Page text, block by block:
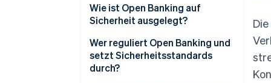
Wie ist Open Banking auf
Sicherheit ausgelegt?
Wer reguliert Open Banking und
setzt Sicherheitsstandards
durch?